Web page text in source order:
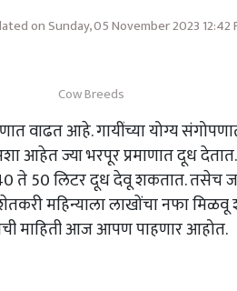
on Sunday, 05 November 2023 12:42
Cow Breeds
वाढत आहे. गायींच्या योग्य
आहेत ज्या भरपूर प्रमाणात दूध देतात.
ते 50 लिटर दूध देवू शकतात. तसेच
महिन्याला लाखोंचा नफा मिळवू
माहिती आज आपण पाहणार आहोत.